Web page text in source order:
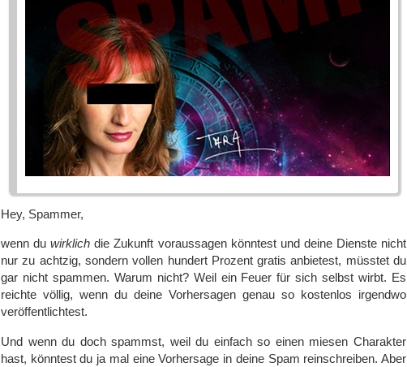
Hey, Spammer,
wenn duwirklich die Zukunft voraussagen könntest und deine Dienste nicht
nur zu achtzig, sondern vollen hundert Prozent gratis anbietest, müsstet du
gar nicht spammen. Warum nicht? Weil ein Feuer für sich selbst wirbt. Es
reichte völlig, wenn du deine Vorhersagen genau so kostenlos irgendwo
veröffentlichtest.
Und wenn du doch spammst, weil du einfach so einen miesen Charakter
hast, könntest du ja mal eine Vorhersage in deine Spam reinschreiben. Aber